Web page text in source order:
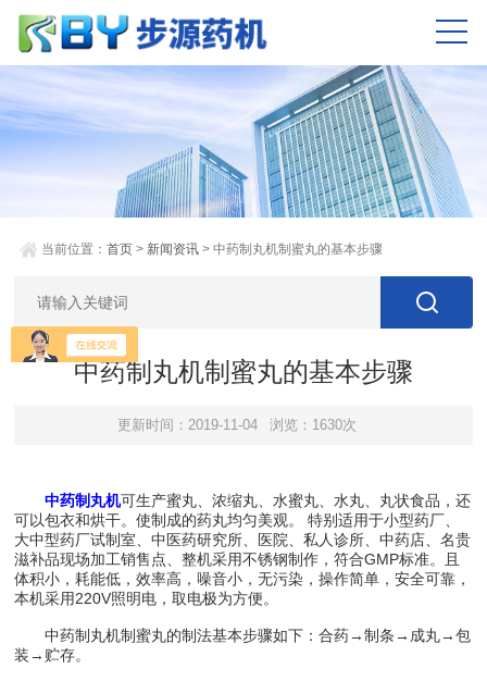
当前位置：首页 > 新闻资讯 > 中药制丸机制蜜丸的基本步骤
中药制丸机制蜜丸的基本步骤
更新时间：2019-11-04 浏览：1630次
中药制丸机可生产蜜丸、浓缩丸、水蜜丸、水丸、丸状食品，还
可以包衣和烘干。使制成的药丸均匀美观。 特别适用于小型药厂、
大中型药厂试制室、中医药研究所、医院、私人诊所、中药店、名贵
滋补品现场加工销售点、整机采用不锈钢制作，符合GMP标准。且
体积小，耗能低，效率高，噪音小，无污染，操作简单，安全可靠，
本机采用220V照明电，取电极为方便。
中药制丸机制蜜丸的制法基本步骤如下：合药→制条→成丸→包
装→贮存。